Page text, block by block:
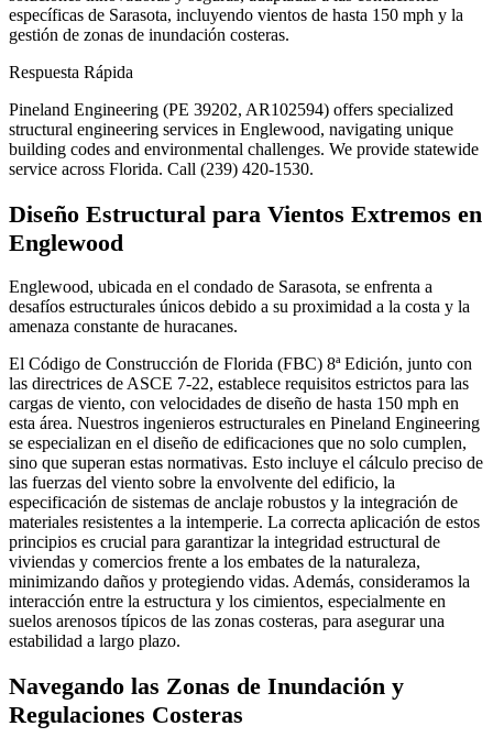
específicas de Sarasota, incluyendo vientos de hasta 150 mph y la
gestión de zonas de inundación costeras.
Respuesta Rápida
Pineland Engineering (PE 39202, AR102594) offers specialized
structural engineering services in Englewood, navigating unique
building codes and environmental challenges. We provide statewide
service across Florida. Call (239) 420-1530.
Diseño Estructural para Vientos Extremos en
Englewood
Englewood, ubicada en el condado de Sarasota, se enfrenta a
desafíos estructurales únicos debido a su proximidad a la costa y la
amenaza constante de huracanes.
El Código de Construcción de Florida (FBC) 8ª Edición, junto con
las directrices de ASCE 7-22, establece requisitos estrictos para las
cargas de viento, con velocidades de diseño de hasta 150 mph en
esta área. Nuestros ingenieros estructurales en Pineland Engineering
se especializan en el diseño de edificaciones que no solo cumplen,
sino que superan estas normativas. Esto incluye el cálculo preciso de
las fuerzas del viento sobre la envolvente del edificio, la
especificación de sistemas de anclaje robustos y la integración de
materiales resistentes a la intemperie. La correcta aplicación de estos
principios es crucial para garantizar la integridad estructural de
viviendas y comercios frente a los embates de la naturaleza,
minimizando daños y protegiendo vidas. Además, consideramos la
interacción entre la estructura y los cimientos, especialmente en
suelos arenosos típicos de las zonas costeras, para asegurar una
estabilidad a largo plazo.
Navegando las Zonas de Inundación y
Regulaciones Costeras